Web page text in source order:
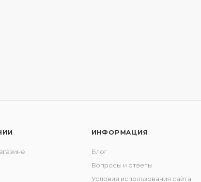
ИНФОРМАЦИЯ
Блог
Вопросы и ответы
Условия использования сайта